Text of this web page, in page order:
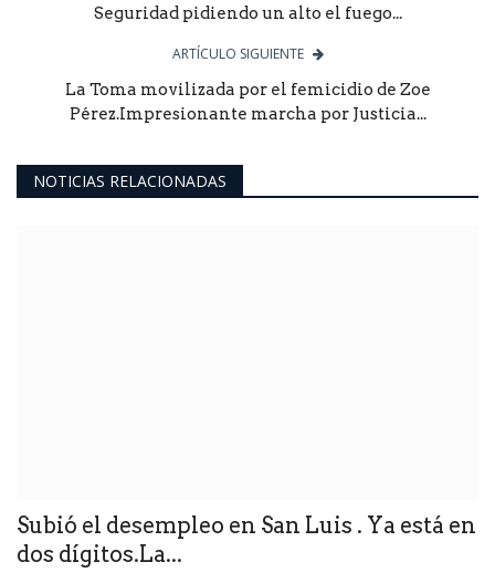
Seguridad pidiendo un alto el fuego...
ARTÍCULO SIGUIENTE
La Toma movilizada por el femicidio de Zoe
Pérez.Impresionante marcha por Justicia...
NOTICIAS RELACIONADAS
Subió el desempleo en San Luis . Ya está en
dos dígitos.La...